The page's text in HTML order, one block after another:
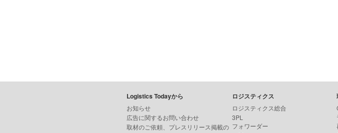
Logistics Todayから
お知らせ
広告に関するお問い合わせ
取材のご依頼、プレスリリース掲載の
ロジスティクス
ロジスティクス総合
3PL
フォワーダー